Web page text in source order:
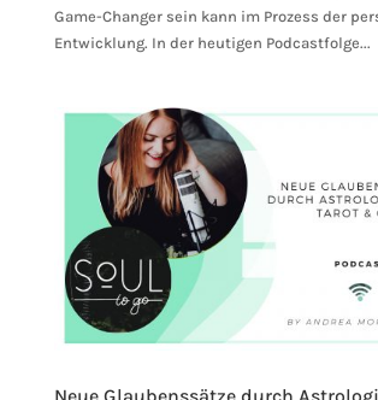
Game-Changer sein kann im Prozess der
Entwicklung. In der heutigen Podcastfolge...
Neue Glaubenssätze durch